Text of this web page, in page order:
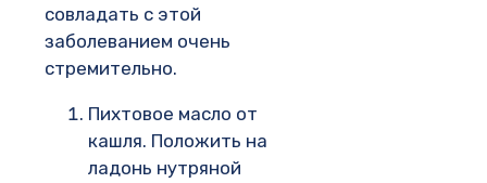
совладать с этой
заболеванием очень
стремительно.
Пихтовое масло от
кашля. Положить на
ладонь нутряной